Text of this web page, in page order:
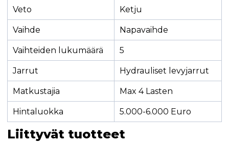
Veto Ketju
Vaihde Napavaihde
Vaihteiden lukumäärä 5
Jarrut Hydrauliset levyjarrut
Matkustajia Max 4 Lasten
Hintaluokka 5.000-6.000 Euro
Liittyvät tuotteet